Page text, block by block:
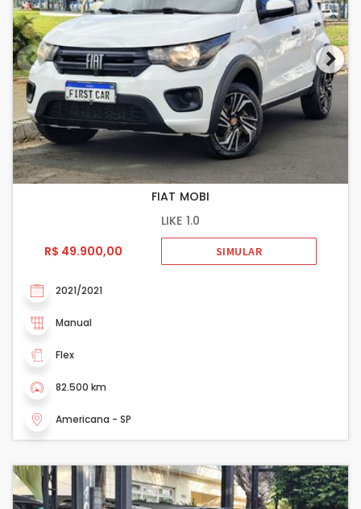
FIAT MOBI
LIKE 1.0
R$ 49.900,00
SIMULAR
2021/2021
Manual
Flex
82.500 km
Americana - SP